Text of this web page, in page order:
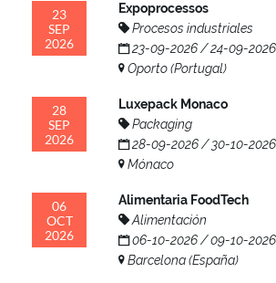
23
SEP
2026
Expoprocessos
Procesos industriales
23-09-2026 / 24-09-2026
Oporto (Portugal)
28
SEP
2026
Luxepack Monaco
Packaging
28-09-2026 / 30-10-2026
Mónaco
06
OCT
2026
Alimentaria FoodTech
Alimentación
06-10-2026 / 09-10-2026
Barcelona (España)